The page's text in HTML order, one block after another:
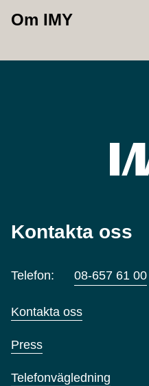
Om IMY
Kontakta oss
Telefon: 08-657 61 00
Kontakta oss
Press
Telefonvägledning